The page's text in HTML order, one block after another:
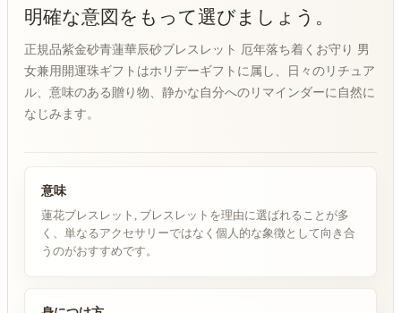
明確な意図をもって選びましょう。
正規品紫金砂青蓮華辰砂ブレスレット 厄年落ち着くお守り 男
女兼用開運珠ギフトはホリデーギフトに属し、日々のリチュア
ル、意味のある贈り物、静かな自分へのリマインダーに自然に
なじみます。
意味
蓮花ブレスレット, ブレスレットを理由に選ばれることが多
く、単なるアクセサリーではなく個人的な象徴として向き合
うのがおすすめです。